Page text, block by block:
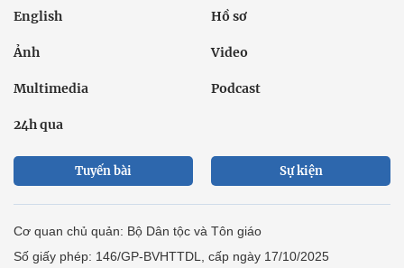
English Hồ sơ
Ảnh Video
Multimedia Podcast
24h qua
Tuyến bài Sự kiện
Cơ quan chủ quản: Bộ Dân tộc và Tôn giáo
Số giấy phép: 146/GP-BVHTTDL, cấp ngày 17/10/2025